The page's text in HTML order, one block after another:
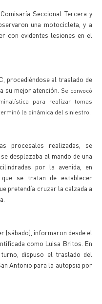
Seccional Tercera y
una motocicleta, y a
con evidentes lesiones en el
procediéndose al traslado de
su mejor atención. Se convocó
para realizar tomas
la dinámica del siniestro.
procesales realizadas, se
desplazaba al mando de una
por la avenida, en
se tratan de establecer
pretendía cruzar la calzada a
(sábado), informaron desde el
como Luisa Britos. En
dispuso el traslado del
Antonio para la autopsia por